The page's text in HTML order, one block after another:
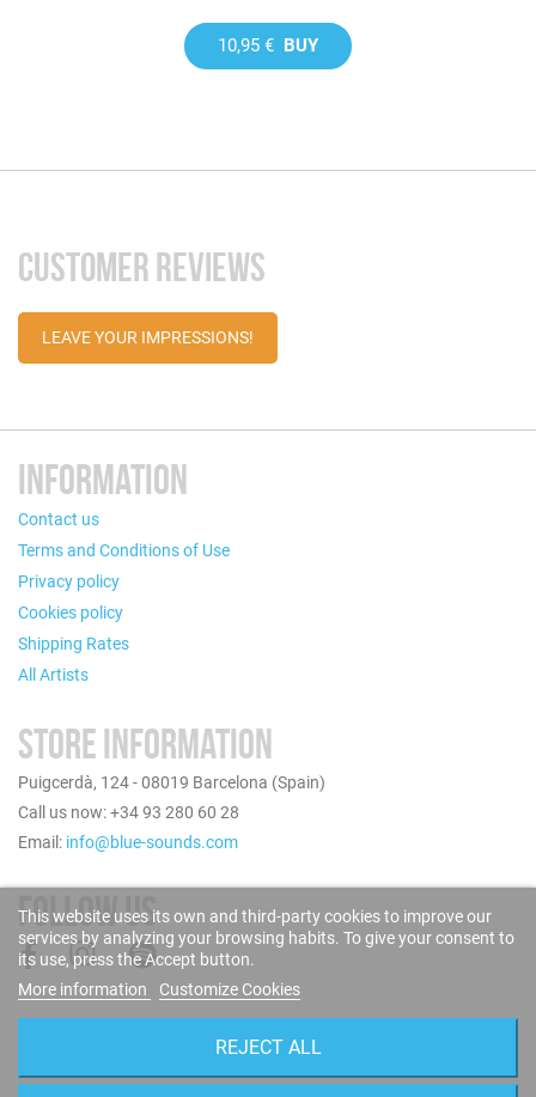
10,95 € BUY
CUSTOMER REVIEWS
LEAVE YOUR IMPRESSIONS!
INFORMATION
Contact us
Terms and Conditions of Use
Privacy policy
Cookies policy
Shipping Rates
All Artists
STORE INFORMATION
Puigcerdà, 124 - 08019 Barcelona (Spain)
Call us now: +34 93 280 60 28
Email: info@blue-sounds.com
FOLLOW US
This website uses its own and third-party cookies to improve our
services by analyzing your browsing habits. To give your consent to
its use, press the Accept button.
More information
Customize Cookies
REJECT ALL